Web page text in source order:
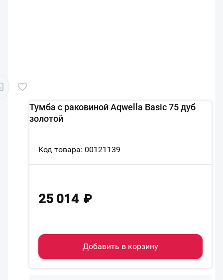
Тумба с раковиной Aqwella Basic 75 дуб
золотой
Код товара: 00121139
25 014 ₽
Добавить в корзину